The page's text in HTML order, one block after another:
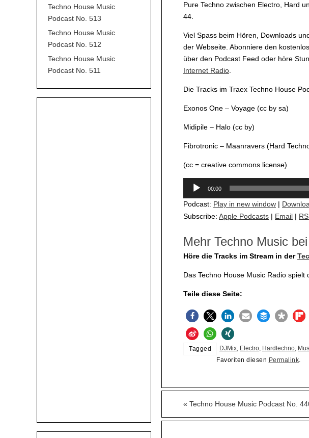
Pure Techno zwischen Electro, Hard
44.
Viel Spass beim Hören, Downloads
der Webseite. Abonniere den
über den Podcast Feed oder höre
Internet Radio
Die Tracks im Traex Techno House
Exonos One – Voyage (cc by sa)
Midipile – Halo (cc by)
Fibrotronic – Maanravers (Hard
(cc = creative commons license)
Audio-
00:00
Podcast: Play in new window |
Subscribe: Apple Podcasts | Email |
Mehr Techno Music
Höre die Tracks im Stream in der
Das Techno House Music Radio
Teile diese Seite:
Tagged DJMix, Electro, Hardtechno,
Favoriten diesen Permalink.
« Techno House Music Podcast No.
Techno House Music
Podcast No. 513
Techno House Music
Podcast No. 512
Techno House Music
Podcast No. 511